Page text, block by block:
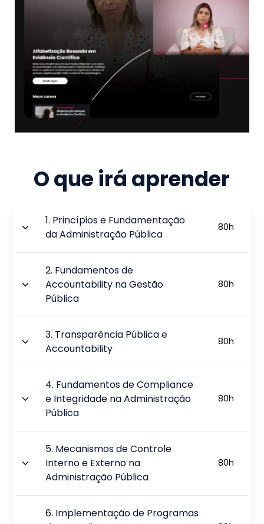
O que irá aprender
1. Princípios e Fundamentação
da Administração Pública
80h
2. Fundamentos de
Accountability na Gestão
Pública
80h
3. Transparência Pública e
Accountability
80h
4. Fundamentos de Compliance
e Integridade na Administração
Pública
80h
5. Mecanismos de Controle
Interno e Externo na
Administração Pública
80h
6. Implementação de Programas